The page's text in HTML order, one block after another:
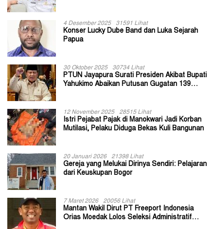
4 Desember 2025 31591 Lihat
Konser Lucky Dube Band dan Luka Sejarah
Papua
30 Oktober 2025 30734 Lihat
PTUN Jayapura Surati Presiden Akibat Bupati
Yahukimo Abaikan Putusan Gugatan 139
12 November 2025 28515 Lihat
Istri Pejabat Pajak di Manokwari Jadi Korban
Mutilasi, Pelaku Diduga Bekas Kuli Bangunan
20 Januari 2026 21398 Lihat
Gereja yang Melukai Dirinya Sendiri: Pelajaran
dari Keuskupan Bogor
7 Maret 2026 20056 Lihat
Mantan Wakil Dirut PT Freeport Indonesia
Orias Moedak Lolos Seleksi Administratif